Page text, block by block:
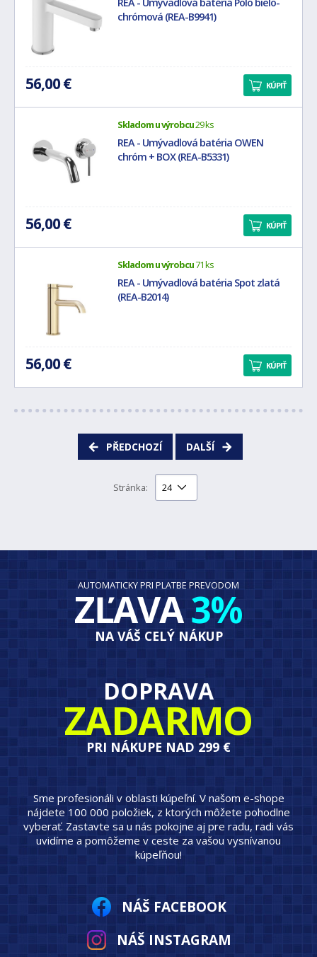
chrómová (REA-B9941)
56,00 € KÚPIŤ
Skladom u výrobcu29 ks
REA - Umývadlová batéria OWEN
chróm + BOX (REA-B5331)
56,00 € KÚPIŤ
Skladom u výrobcu71 ks
REA - Umývadlová batéria Spot zlatá
(REA-B2014)
56,00 € KÚPIŤ
PŘEDCHOZÍ DALŠÍ
Stránka:
AUTOMATICKY PRI PLATBE PREVODOM
ZĽAVA3%
NA VÁŠ CELÝ NÁKUP
DOPRAVA
ZADARMO
PRI NÁKUPE NAD 299 €
Sme profesionáli v oblasti kúpeľní. V našom e-shope
nájdete 100 000 položiek, z ktorých môžete pohodlne
vyberať. Zastavte sa u nás pokojne aj pre radu, radi vás
uvidíme a pomôžeme v ceste za vašou vysnívanou
kúpeľňou!
NÁŠ FACEBOOK
NÁŠ INSTAGRAM